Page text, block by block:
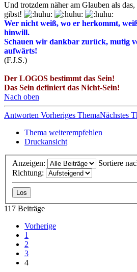
Und trotzdem näher am Glauben als
gibst!
Wer nicht weiß, wo er herkommt,
hinwill.
Schauen wir dankbar zurück, mutig
aufwärts!
(F.J.S.)
Der LOGOS bestimmt das Sein!
Das Sein definiert das Nicht-Sein!
Nach oben
Antworten Vorheriges ThemaNächstes
Thema weiterempfehlen
Druckansicht
Anzeigen:
Sortiere
Richtung:
117 Beiträge
Vorherige
1
2
3
4